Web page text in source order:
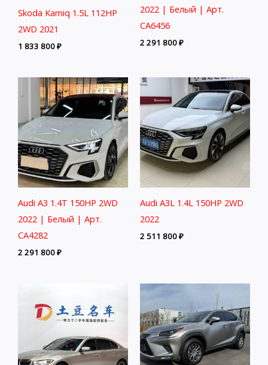
Skoda Kamiq 1.5L 112HP
2WD 2021
1 833 800₽
2022 | Белый | Арт.
CA6456
2 291 800₽
Audi A3 1.4T 150HP 2WD
2022 | Белый | Арт.
CA4282
2 291 800₽
Audi A3L 1.4L 150HP 2WD
2022
2 511 800₽